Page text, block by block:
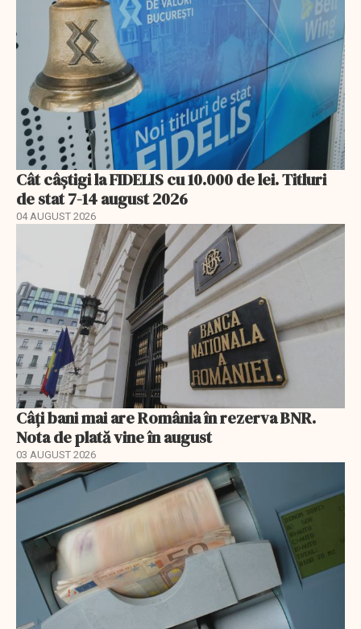
Cât câștigi la FIDELIS cu 10.000 de lei. Titluri
de stat 7-14 august 2026
04 AUGUST 2026
Câți bani mai are România în rezerva BNR.
Nota de plată vine în august
03 AUGUST 2026